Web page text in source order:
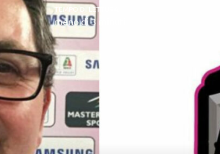
TEMPO DI LETTURA
meno di 3 minuti